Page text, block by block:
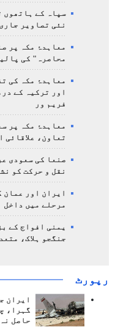
سپاہ کے ہاتھوں
نئی تصاویر جاری
معاہدۂ مکہ پر
محاصرہ" کی
معاہدۂ مکہ کی
اور ترکیہ کے
فریم ور
معاہدۂ مکہ پر
تعاون، علاقائی
صنعا کی سعودی
نقل و حرکت کو
ایران اور عمان
مرحلے میں داخل
یمنی افواج کے
جنگجو ہلاک،
رپورٹ
ایران
گہرا،
حاصل